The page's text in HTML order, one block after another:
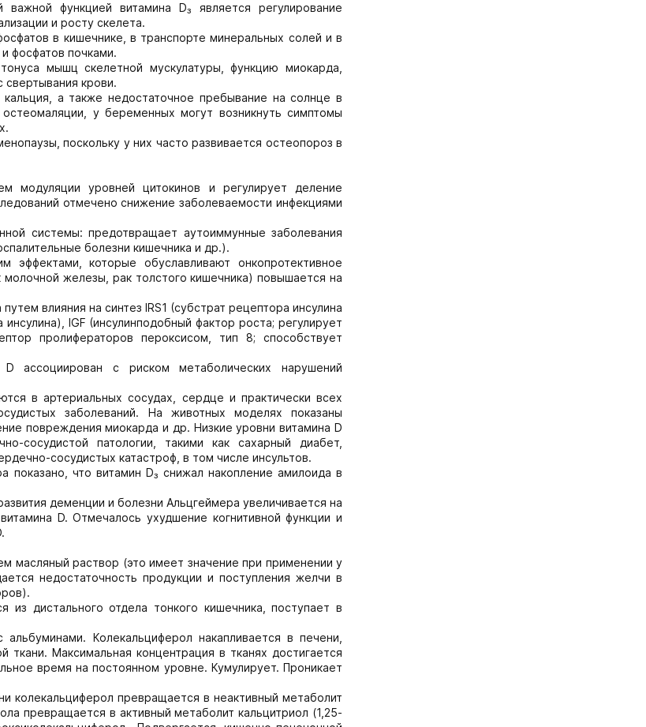
функцией витамина D₃ является регулирование
и росту скелета.
в кишечнике, в транспорте минеральных солей и в
фосфатов почками.
мышц скелетной мускулатуры, функцию миокарда,
крови.
а также недостаточное пребывание на солнце в
у беременных могут возникнуть симптомы
поскольку у них часто развивается остеопороз в
модуляции уровней цитокинов и регулирует деление
отмечено снижение заболеваемости инфекциями
системы: предотвращает аутоиммунные заболевания
болезни кишечника и др.).
которые обуславливают онкопротективное
железы, рак толстого кишечника) повышается на
влияния на синтез IRS1 (субстрат рецептора инсулина
IGF (инсулинподобный фактор роста; регулирует
пролифераторов пероксисом, тип 8; способствует
ассоциирован с риском метаболических нарушений
в артериальных сосудах, сердце и практически всех
заболеваний. На животных моделях показаны
повреждения миокарда и др. Низкие уровни витамина D
сосудистой патологии, такими как сахарный диабет,
сосудистых катастроф, в том числе инсультов.
показано, что витамин D₃ снижал накопление амилоида в
деменции и болезни Альцгеймера увеличивается на
D. Отмечалось ухудшение когнитивной функции и
масляный раствор (это имеет значение при применении у
недостаточность продукции и поступления желчи в
дистального отдела тонкого кишечника, поступает в
Колекальциферол накапливается в печени,
Максимальная концентрация в тканях достигается
время на постоянном уровне. Кумулирует. Проникает
колекальциферол превращается в неактивный метаболит
превращается в активный метаболит кальцитриол (1,25-